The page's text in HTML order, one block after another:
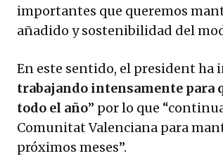
importantes que queremos
añadido y sostenibilidad del
En este sentido, el president ha
trabajando intensamente para
todo el año” por lo que
Comunitat Valenciana para
próximos meses”.